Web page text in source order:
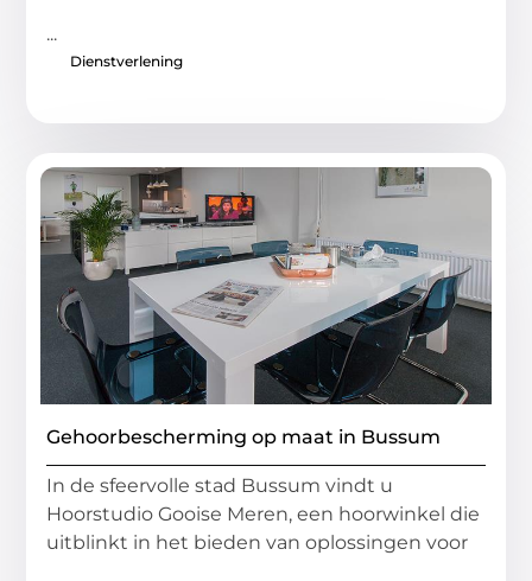
...
Dienstverlening
Gehoorbescherming op maat in Bussum
In de sfeervolle stad Bussum vindt u
Hoorstudio Gooise Meren, een hoorwinkel die
uitblinkt in het bieden van oplossingen voor